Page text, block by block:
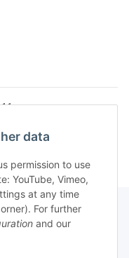
data
permission to use
YouTube, Vimeo,
at any time
For further
and our